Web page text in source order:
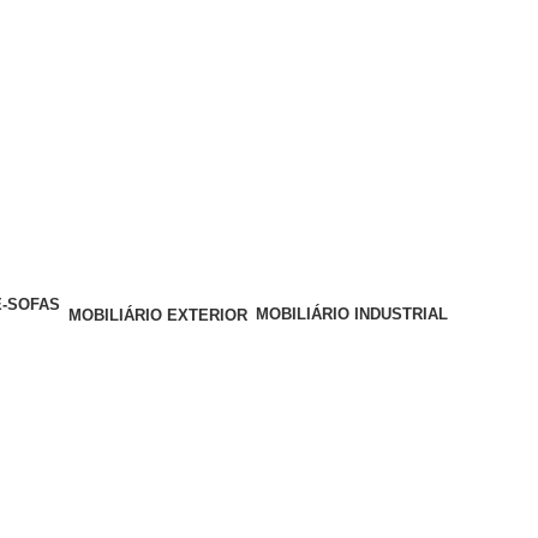
MOBILIÁRIO EXTERIOR MOBILIÁRIO INDUSTRIAL